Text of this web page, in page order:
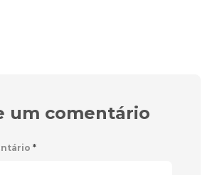
um comentário
*